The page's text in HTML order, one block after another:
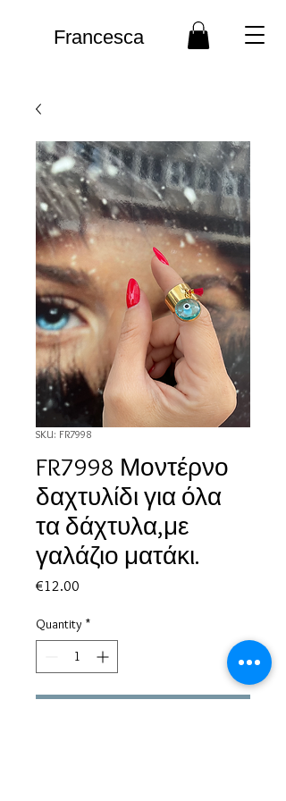
Francesca
SKU: FR7998
FR7998 Μοντέρνο
δαχτυλίδι για όλα
τα δάχτυλα,με
γαλάζιο ματάκι.
€12.00
Quantity *